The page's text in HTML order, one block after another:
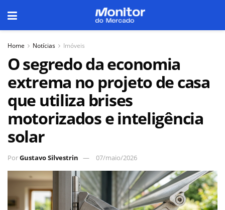
Home Notícias Imóveis
O segredo da economia
extrema no projeto de casa
que utiliza brises
motorizados e inteligência
solar
PorGustavo Silvestrin 07/maio/2026